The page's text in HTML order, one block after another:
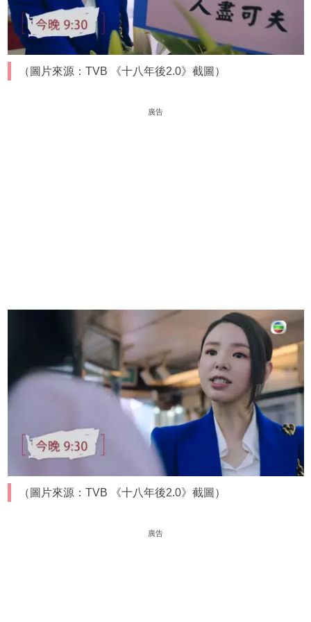
（圖片來源：TVB 《十八年後2.0》截圖）
廣告
（圖片來源：TVB 《十八年後2.0》截圖）
廣告